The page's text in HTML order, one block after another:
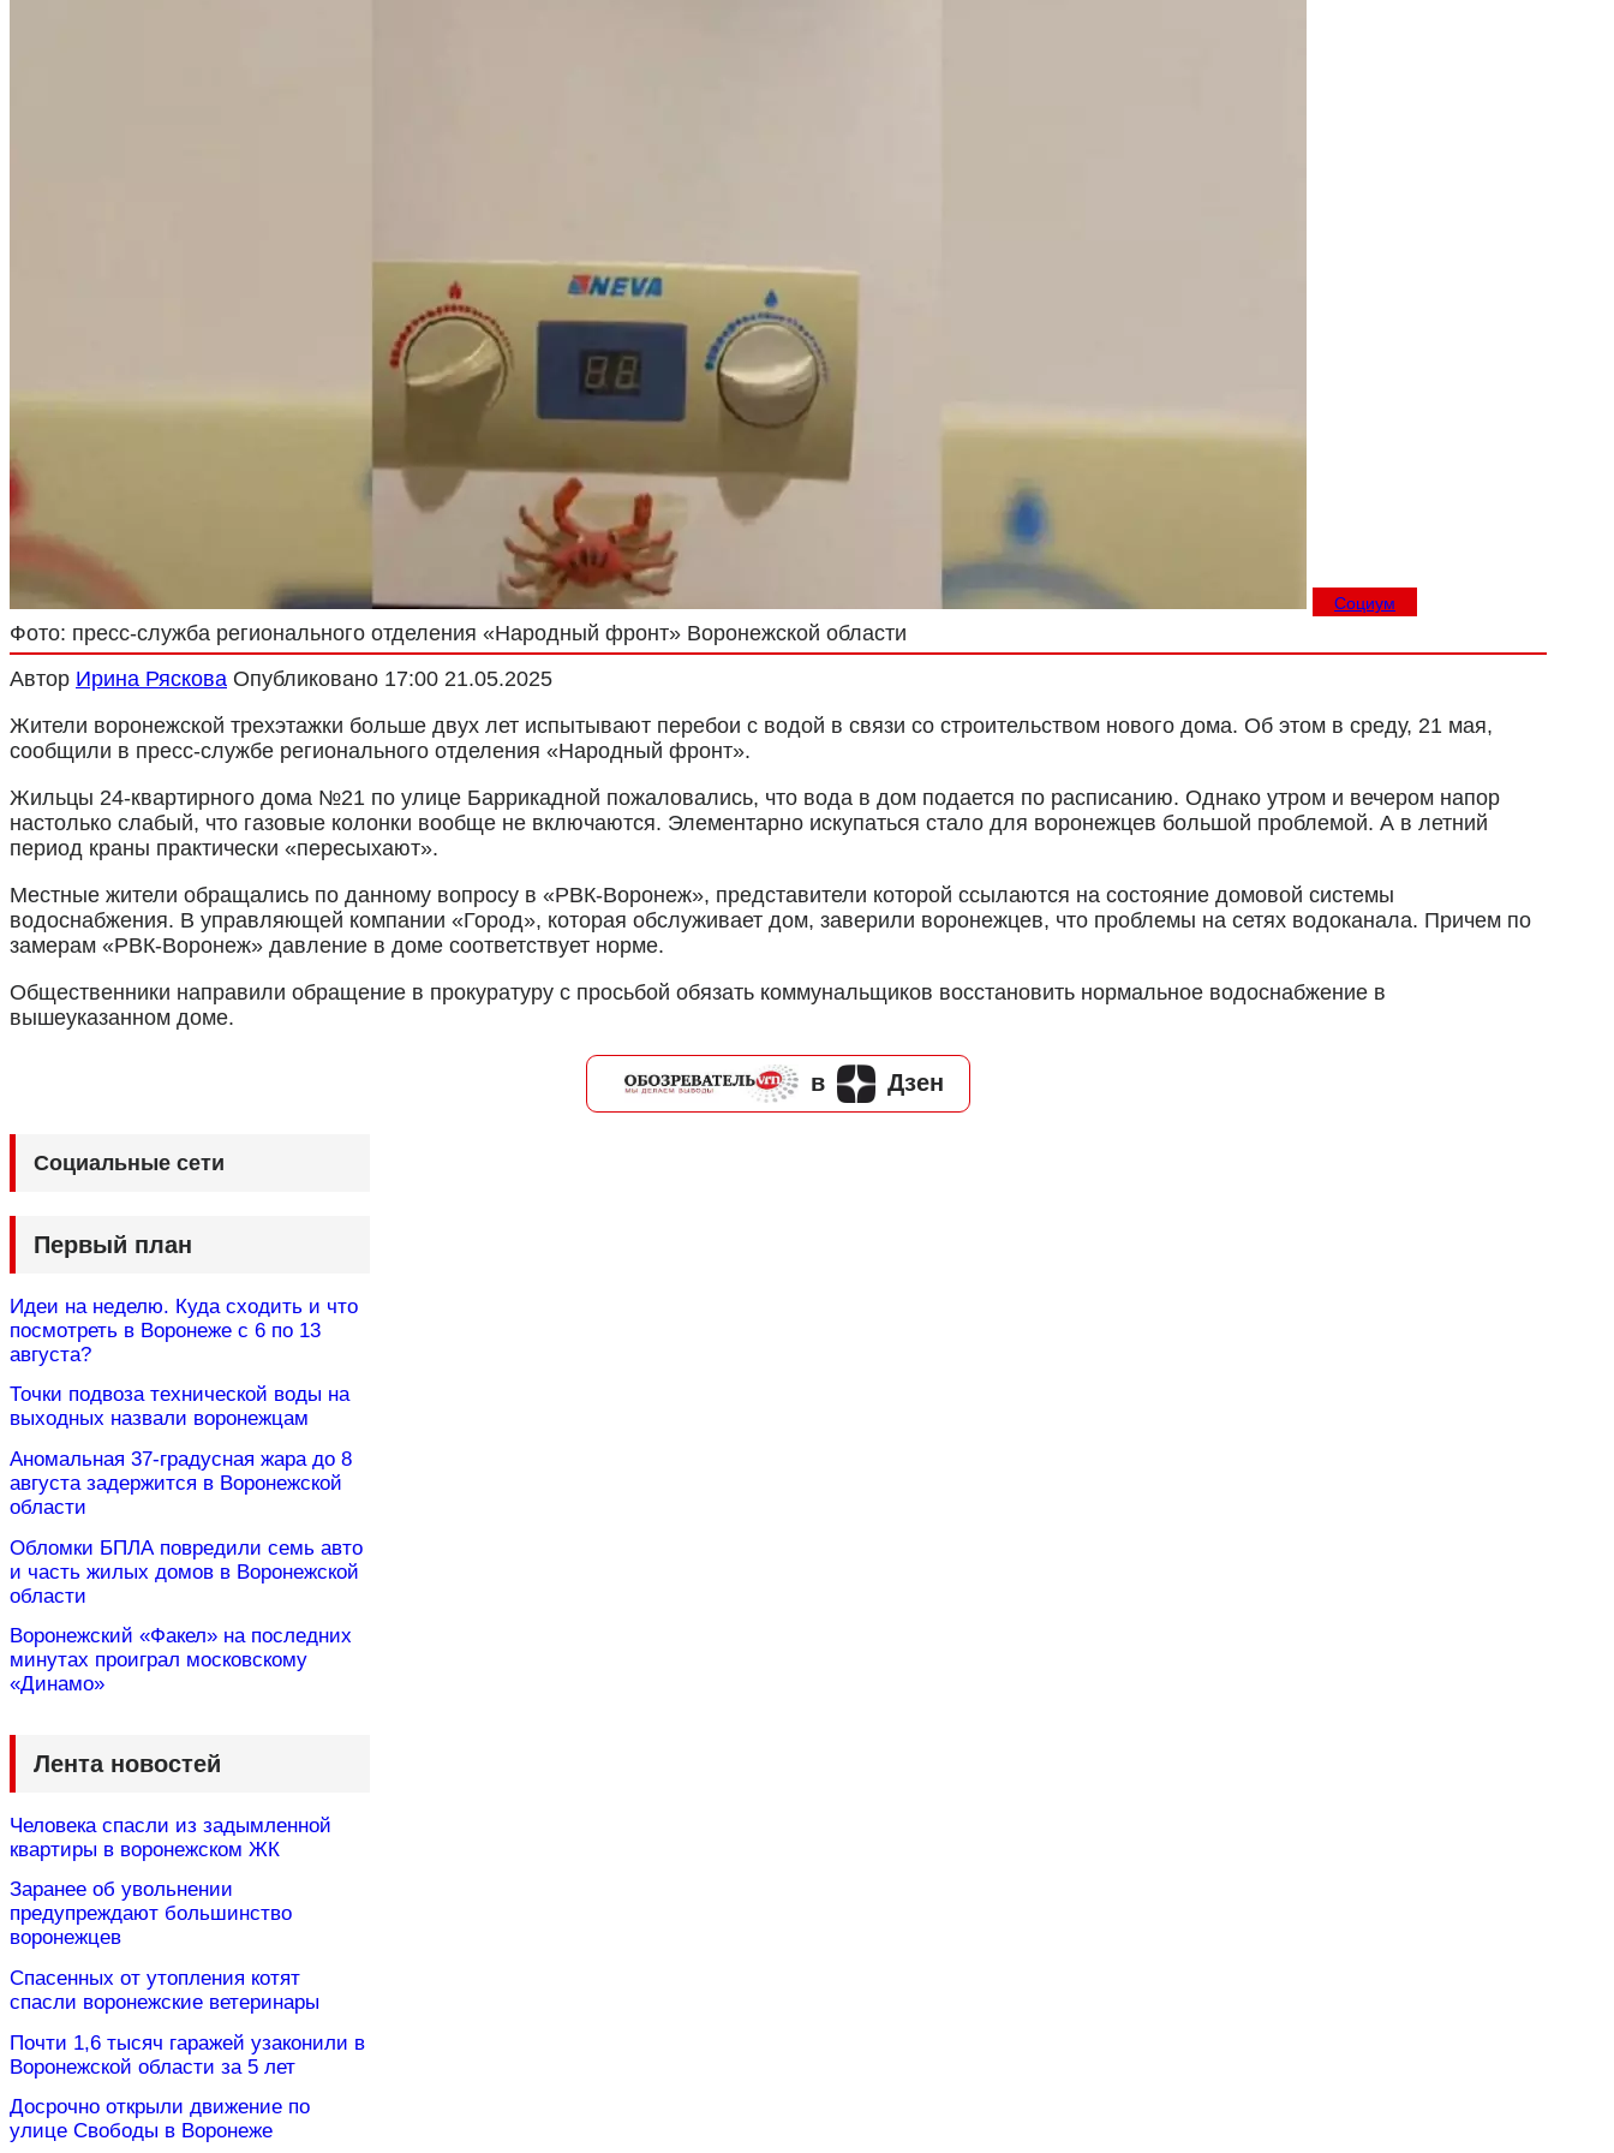
Социум
Фото: пресс-служба регионального отделения «Народный фронт» Воронежской области
Автор Ирина Ряскова Опубликовано 17:00 21.05.2025
Жители воронежской трехэтажки больше двух лет испытывают перебои с водой в связи со строительством нового дома. Об этом в среду, 21 мая,
сообщили в пресс-службе регионального отделения «Народный фронт».
Жильцы 24-квартирного дома №21 по улице Баррикадной пожаловались, что вода в дом подается по расписанию. Однако утром и вечером напор
настолько слабый, что газовые колонки вообще не включаются. Элементарно искупаться стало для воронежцев большой проблемой. А в летний
период краны практически «пересыхают».
Местные жители обращались по данному вопросу в «РВК-Воронеж», представители которой ссылаются на состояние домовой системы
водоснабжения. В управляющей компании «Город», которая обслуживает дом, заверили воронежцев, что проблемы на сетях водоканала. Причем по
замерам «РВК-Воронеж» давление в доме соответствует норме.
Общественники направили обращение в прокуратуру с просьбой обязать коммунальщиков восстановить нормальное водоснабжение в
вышеуказанном доме.
в Дзен
Социальные сети
Первый план
Идеи на неделю. Куда сходить и что
посмотреть в Воронеже с 6 по 13
августа?
Точки подвоза технической воды на
выходных назвали воронежцам
Аномальная 37-градусная жара до 8
августа задержится в Воронежской
области
Обломки БПЛА повредили семь авто
и часть жилых домов в Воронежской
области
Воронежский «Факел» на последних
минутах проиграл московскому
«Динамо»
Лента новостей
Человека спасли из задымленной
квартиры в воронежском ЖК
Заранее об увольнении
предупреждают большинство
воронежцев
Спасенных от утопления котят
спасли воронежские ветеринары
Почти 1,6 тысяч гаражей узаконили в
Воронежской области за 5 лет
Досрочно открыли движение по
улице Свободы в Воронеже